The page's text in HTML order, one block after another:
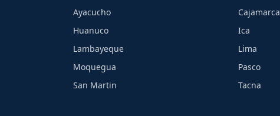
Ayacucho
Cajamarca
Huanuco
Ica
Lambayeque
Lima
Moquegua
Pasco
San Martin
Tacna